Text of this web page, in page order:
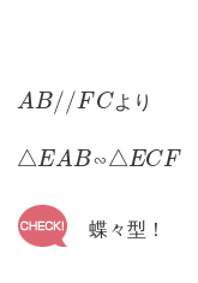
AB//FCより
△EAB∽△ECF
蝶々型！